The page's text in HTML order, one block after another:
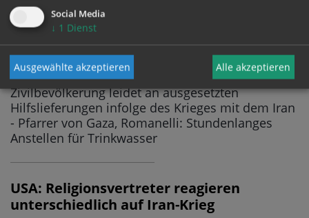
Gaza: Grenzschließungen verschärfen
humanitäre Lage
03.03.2026 09:29
Zivilbevölkerung leidet an ausgesetzten
Hilfslieferungen infolge des Krieges mit dem Iran
- Pfarrer von Gaza, Romanelli: Stundenlanges
Anstellen für Trinkwasser
USA: Religionsvertreter reagieren
unterschiedlich auf Iran-Krieg
Social Media
↓ 1 Dienst
Ausgewählte akzeptieren Alle akzeptieren